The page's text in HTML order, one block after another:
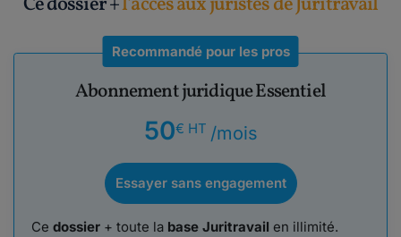
Recommandé pour les pros
Abonnement juridique Essentiel
50€ HT /mois
Essayer sans engagement
Ce dossier + toute la base Juritravail en illimité.